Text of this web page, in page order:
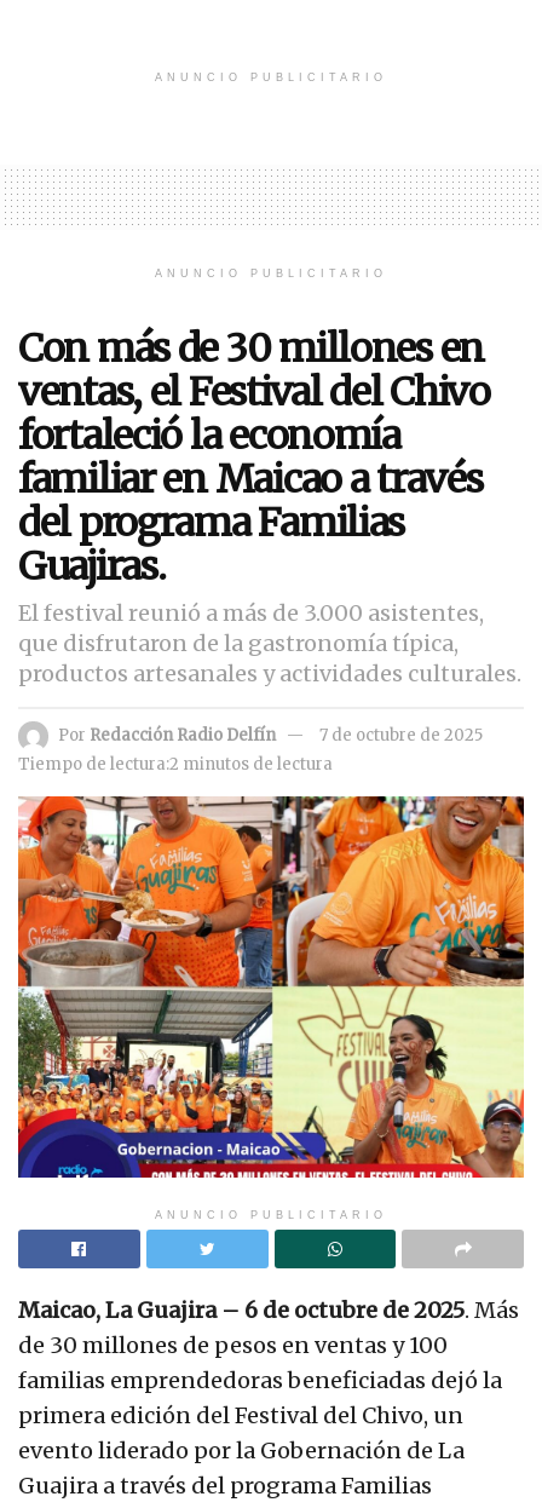
ANUNCIO PUBLICITARIO
ANUNCIO PUBLICITARIO
Con más de 30 millones en
ventas, el Festival del Chivo
fortaleció la economía
familiar en Maicao a través
del programa Familias
Guajiras.
El festival reunió a más de 3.000 asistentes,
que disfrutaron de la gastronomía típica,
productos artesanales y actividades culturales.
Por Redacción Radio Delfín
7 de octubre de 2025
Tiempo de lectura:2 minutos de lectura
ANUNCIO PUBLICITARIO
Maicao, La Guajira – 6 de octubre de 2025. Más
de 30 millones de pesos en ventas y 100
familias emprendedoras beneficiadas dejó la
primera edición del Festival del Chivo, un
evento liderado por la Gobernación de La
Guajira a través del programa Familias